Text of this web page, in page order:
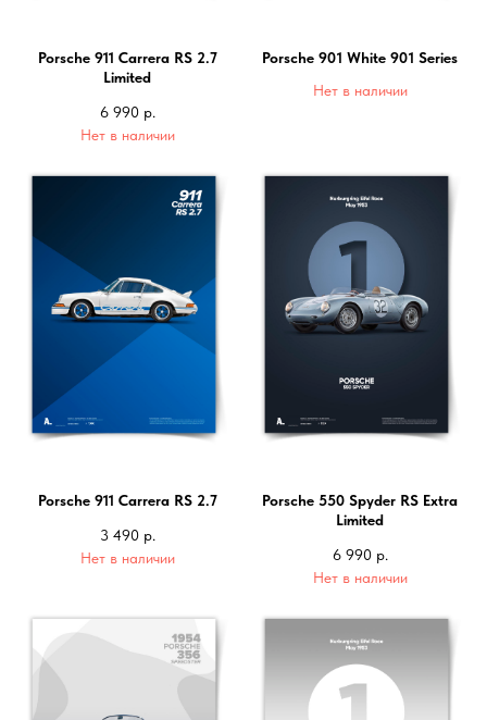
Porsche 911 Carrera RS 2.7
Limited
6 990 р.
Нет в наличии
Porsche 901 White 901 Series
Нет в наличии
Porsche 911 Carrera RS 2.7
3 490 р.
Нет в наличии
Porsche 550 Spyder RS Extra
Limited
6 990 р.
Нет в наличии